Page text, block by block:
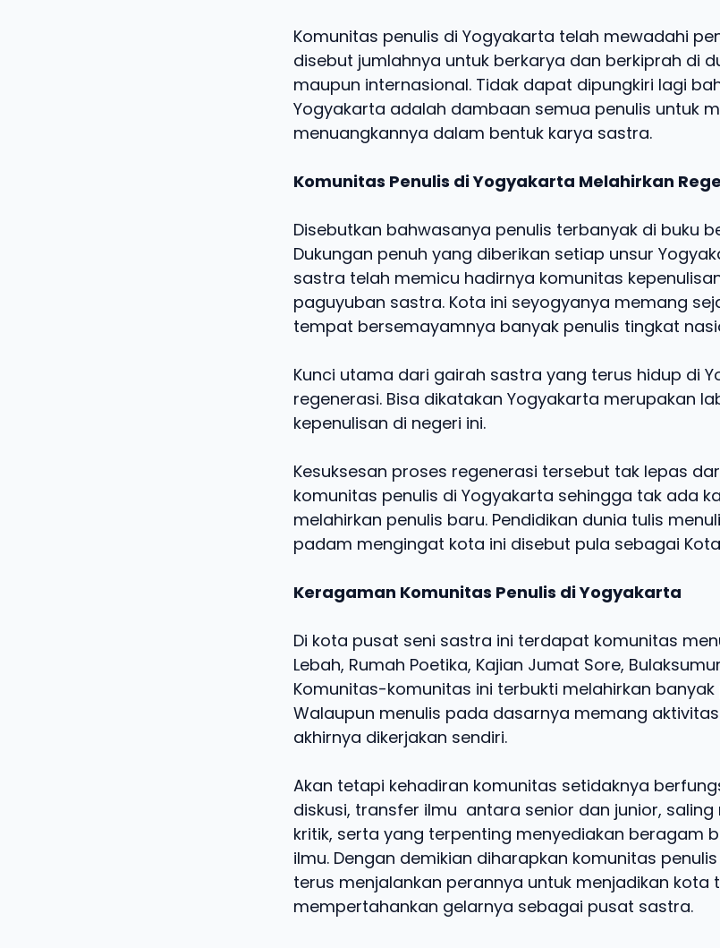
Komunitas penulis di Yogyakarta telah mewadahi
disebut jumlahnya untuk berkarya dan berkiprah di
maupun internasional. Tidak dapat dipungkiri lagi
Yogyakarta adalah dambaan semua penulis untuk
menuangkannya dalam bentuk karya sastra.
Komunitas Penulis di Yogyakarta Melahirkan
Disebutkan bahwasanya penulis terbanyak di buku
Dukungan penuh yang diberikan setiap unsur
sastra telah memicu hadirnya komunitas
paguyuban sastra. Kota ini seyogyanya memang
tempat bersemayamnya banyak penulis tingkat
Kunci utama dari gairah sastra yang terus hidup di
regenerasi. Bisa dikatakan Yogyakarta merupakan
kepenulisan di negeri ini.
Kesuksesan proses regenerasi tersebut tak lepas
komunitas penulis di Yogyakarta sehingga tak ada
melahirkan penulis baru. Pendidikan dunia tulis
padam mengingat kota ini disebut pula sebagai
Keragaman Komunitas Penulis di Yogyakarta
Di kota pusat seni sastra ini terdapat komunitas
Lebah, Rumah Poetika, Kajian Jumat Sore,
Komunitas-komunitas ini terbukti melahirkan
Walaupun menulis pada dasarnya memang
akhirnya dikerjakan sendiri.
Akan tetapi kehadiran komunitas setidaknya
diskusi, transfer ilmu antara senior dan junior,
kritik, serta yang terpenting menyediakan beragam
ilmu. Dengan demikian diharapkan komunitas
terus menjalankan perannya untuk menjadikan kota
mempertahankan gelarnya sebagai pusat sastra.